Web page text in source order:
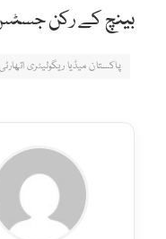
بینچ کے رکن
پاکستان میڈیا ریگولیٹری اتھارٹی